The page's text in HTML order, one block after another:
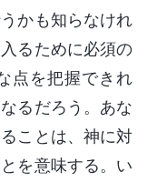
かも知らなけれ
るために必須の
点を把握できれ
るだろう。あな
ことは、神に対
を意味する。い